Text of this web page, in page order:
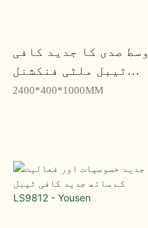
وسط صدی کا جدید کافی
ٹیبل ملٹی فنکشنل
استعمال کے لیے
2400*400*1000MM